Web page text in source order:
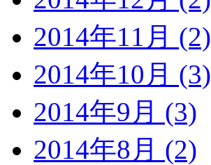
2014年11月 (2)
2014年10月 (3)
2014年9月 (3)
2014年8月 (2)